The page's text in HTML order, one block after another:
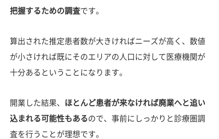
把握するための調査です。
算出された推定患者数が大きければニーズが高く、数値
が小さければ既にそのエリアの人口に対して医療機関が
十分あるということになります。
開業した結果、
ほとんど患者が来なければ廃業へと追い
込まれる可能性もあるので、事前にしっかりと診療圏調
査を行うことが理想です。